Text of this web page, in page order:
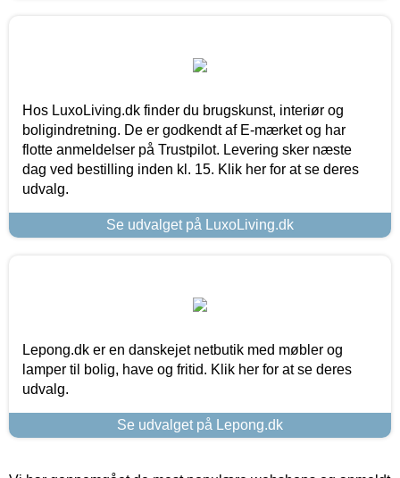
Hos LuxoLiving.dk finder du brugskunst, interiør og
boligindretning. De er godkendt af E-mærket og har
flotte anmeldelser på Trustpilot. Levering sker næste
dag ved bestilling inden kl. 15. Klik her for at se deres
udvalg.
Se udvalget på LuxoLiving.dk
Lepong.dk er en danskejet netbutik med møbler og
lamper til bolig, have og fritid. Klik her for at se deres
udvalg.
Se udvalget på Lepong.dk